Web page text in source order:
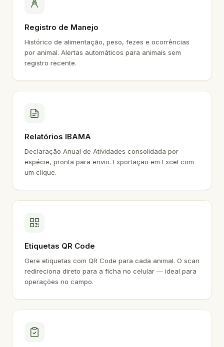
Registro de Manejo
Histórico de alimentação, peso, fezes e ocorrências
por animal. Alertas automáticos para animais sem
registro recente.
Relatórios IBAMA
Declaração Anual de Atividades consolidada por
espécie, pronta para envio. Exportação em Excel com
um clique.
Etiquetas QR Code
Gere etiquetas com QR Code para cada animal. O scan
redireciona direto para a ficha no celular — ideal para
operações no campo.